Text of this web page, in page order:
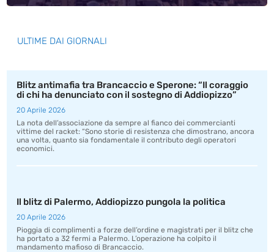
ULTIME DAI GIORNALI
Blitz antimafia tra Brancaccio e Sperone: “Il coraggio
di chi ha denunciato con il sostegno di Addiopizzo”
20 Aprile 2026
La nota dell’associazione da sempre al fianco dei commercianti
vittime del racket: “Sono storie di resistenza che dimostrano, ancora
una volta, quanto sia fondamentale il contributo degli operatori
economici.
Il blitz di Palermo, Addiopizzo pungola la politica
20 Aprile 2026
Pioggia di complimenti a forze dell’ordine e magistrati per il blitz che
ha portato a 32 fermi a Palermo. L’operazione ha colpito il
mandamento mafioso di Brancaccio.